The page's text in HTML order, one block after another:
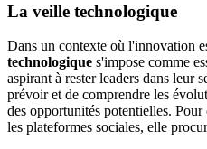
La veille technologique
Dans un contexte où l'innovation
technologique s'impose comme
aspirant à rester leaders dans leur
prévoir et de comprendre les
des opportunités potentielles. Pour
les plateformes sociales, elle